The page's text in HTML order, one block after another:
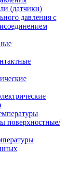
(датчики)
давления с
поверхностные/